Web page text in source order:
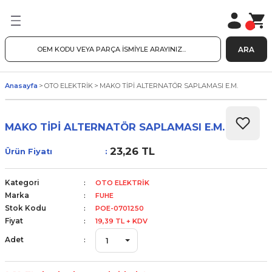
ARA
Anasayfa OTO ELEKTRİK MAKO TİPİ ALTERNATÖR SAPLAMASI E.M.
MAKO TİPİ ALTERNATÖR SAPLAMASI E.M.
Ürün Fiyatı 23,26 TL
Kategori OTO ELEKTRİK
Marka FUHE
Stok Kodu POE-0701250
Fiyat 19,39 TL + KDV
Adet